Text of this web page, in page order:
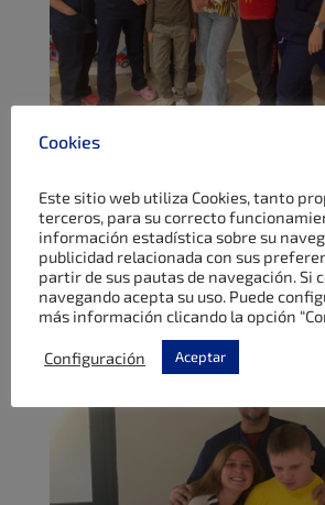
Ángela y que le ha enseñado
Cookies
Este sitio web utiliza Cookies, tanto
terceros, para su correcto
información estadística sobre su
publicidad relacionada con sus
partir de sus pautas de navegación. Si
navegando acepta su uso. Puede
más información clicando la opción
Configuración Aceptar